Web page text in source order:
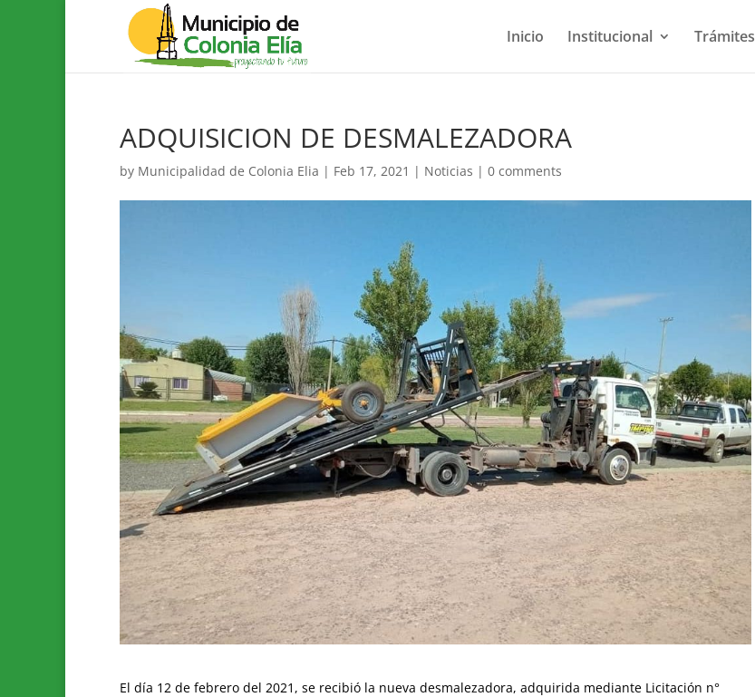
Inicio Institucional Trámites
ADQUISICION DE DESMALEZADORA
by Municipalidad de Colonia Elia | Feb 17, 2021 | Noticias | 0 comments
El día 12 de febrero del 2021, se recibió la nueva desmalezadora, adquirida mediante Licitación n°